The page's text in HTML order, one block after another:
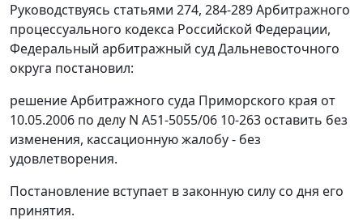
Руководствуясь статьями 274, 284-289Арбитражного
процессуального кодекса Российской Федерации,
Федеральный арбитражный суд Дальневосточного
округа постановил:
решение Арбитражного суда Приморского края от
10.05.2006 по делу N А51-5055/06 10-263 оставить без
изменения, кассационную жалобу - без
удовлетворения.
Постановление вступает в законную силу со дня его
принятия.